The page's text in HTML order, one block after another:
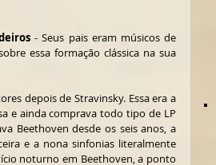
- Seus pais eram músicos de
essa formação clássica na sua
depois de Stravinsky. Essa era a
e ainda comprava todo tipo de LP
Beethoven desde os seis anos, a
e a nona sinfonias literalmente
noturno em Beethoven, a ponto